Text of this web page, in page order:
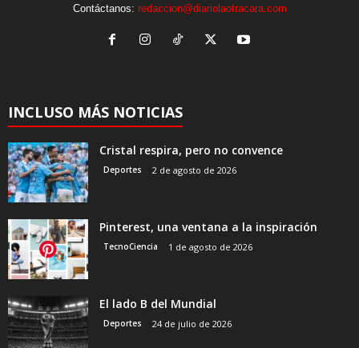
Contáctanos: redaccion@diariolaotracara.com
INCLUSO MÁS NOTICIAS
Cristal respira, pero no convence
Deportes 2 de agosto de 2026
Pinterest, una ventana a la inspiración
TecnoCiencia 1 de agosto de 2026
El lado B del Mundial
Deportes 24 de julio de 2026